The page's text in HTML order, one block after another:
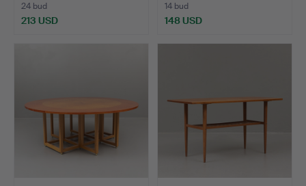
24 bud
213 USD
14 bud
148 USD